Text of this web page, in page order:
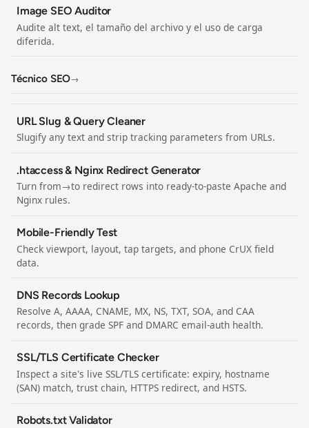
Image SEO Auditor
Audite alt text, el tamaño del archivo y el uso de carga
diferida.
Técnico SEO→
URL Slug & Query Cleaner
Slugify any text and strip tracking parameters from URLs.
.htaccess & Nginx Redirect Generator
Turn from→to redirect rows into ready-to-paste Apache and
Nginx rules.
Mobile-Friendly Test
Check viewport, layout, tap targets, and phone CrUX field
data.
DNS Records Lookup
Resolve A, AAAA, CNAME, MX, NS, TXT, SOA, and CAA
records, then grade SPF and DMARC email-auth health.
SSL/TLS Certificate Checker
Inspect a site's live SSL/TLS certificate: expiry, hostname
(SAN) match, trust chain, HTTPS redirect, and HSTS.
Robots.txt Validator